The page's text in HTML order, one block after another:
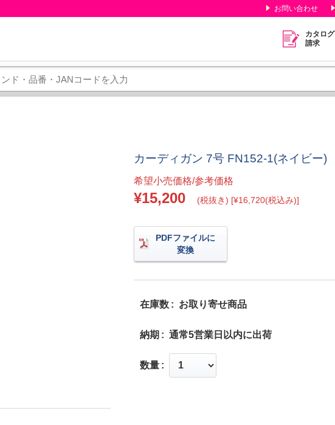
お問い合わせ
カタログ
請求
カーディガン 7号 FN152-1(ネイビー)
希望小売価格/参考価格
¥15,200 (税抜き) [¥16,720(税込み)]
PDFファイルに
変換
在庫数 お取り寄せ商品
納期 通常5営業日以内に出荷
数量